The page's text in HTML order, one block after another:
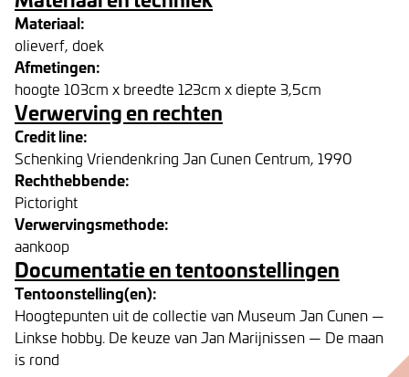
Materiaal:
olieverf, doek
Afmetingen:
hoogte 103cm x breedte 123cm x diepte 3,5cm
Verwerving en rechten
Credit line:
Schenking Vriendenkring Jan Cunen Centrum, 1990
Rechthebbende:
Pictoright
Verwervingsmethode:
aankoop
Documentatie en tentoonstellingen
Tentoonstelling(en):
Hoogtepunten uit de collectie van Museum Jan Cunen —
Linkse hobby. De keuze van Jan Marijnissen — De maan
is rond